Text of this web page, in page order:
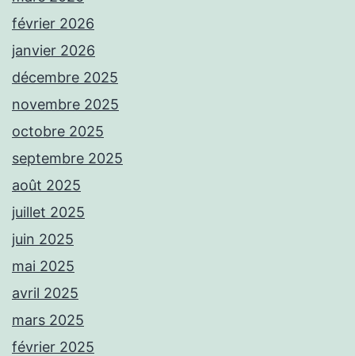
février 2026
janvier 2026
décembre 2025
novembre 2025
octobre 2025
septembre 2025
août 2025
juillet 2025
juin 2025
mai 2025
avril 2025
mars 2025
février 2025